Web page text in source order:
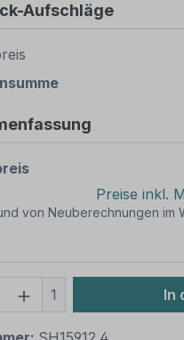
Aufschläge
Preise inkl.
von Neuberechnungen im
Anzahl: Gib
1 In